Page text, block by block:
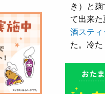
き）と
て出来
酒ステ
た。冷
とろり